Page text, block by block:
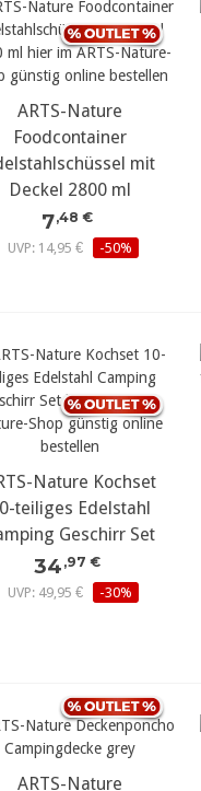
ARTS-Nature
Foodcontainer
mit
Deckel 2800 ml
7,48 €
UVP: 14,95 €
-50%
Nature Kochset
teiliges Edelstahl
Geschirr Set
34 ,97 €
UVP: 49,95 €
-30%
ARTS-Nature